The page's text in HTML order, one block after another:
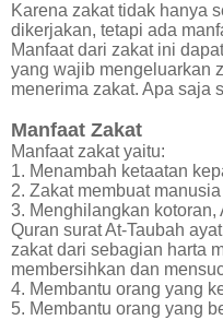
Karena zakat tidak hanya
dikerjakan, tetapi ada
Manfaat dari zakat ini
yang wajib mengeluarkan
menerima zakat. Apa saja
Manfaat Zakat
Manfaat zakat yaitu:
1. Menambah ketaatan
2. Zakat membuat
3. Menghilangkan kotoran,
Quran surat At-Taubah
zakat dari sebagian harta
membersihkan dan
4. Membantu orang yang
5. Membantu orang yang